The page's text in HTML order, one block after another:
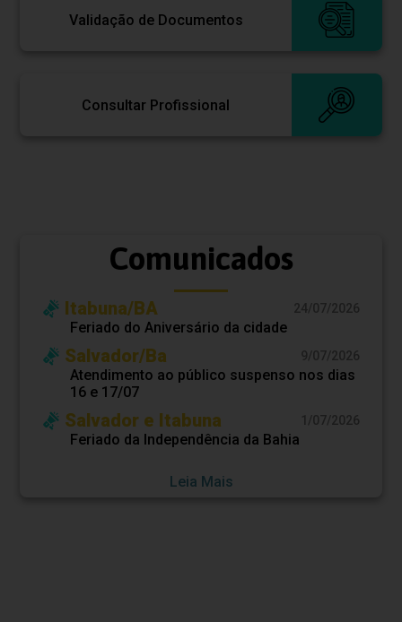
Validação de Documentos
Consultar Profissional
Comunicados
Itabuna/BA 24/07/2026
Feriado do Aniversário da cidade
Salvador/Ba 9/07/2026
Atendimento ao público suspenso nos dias
16 e 17/07
Salvador e Itabuna 1/07/2026
Feriado da Independência da Bahia
Leia Mais